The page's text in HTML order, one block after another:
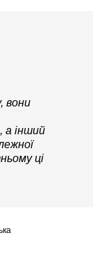
вони
а інший
ці